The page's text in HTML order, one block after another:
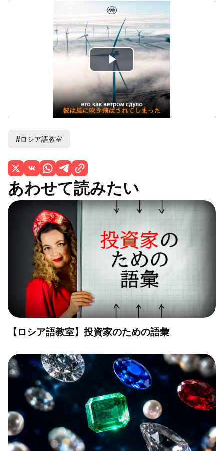
Play
Video
#ロシア語教室
あわせて読みたい
【ロシア語教室】投資家のための語彙